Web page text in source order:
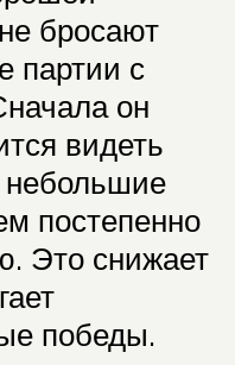
бросают
партии с
он
видеть
постепенно
Это снижает
победы.